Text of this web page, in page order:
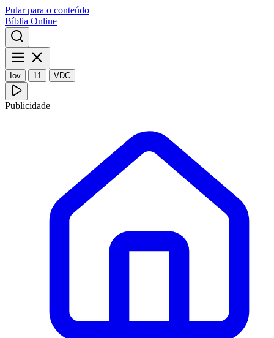
Pular para o conteúdo
Bíblia Online
Iov 11 VDC
Publicidade